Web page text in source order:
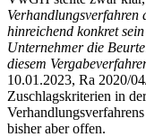
Verhandlungsverfahren
hinreichend konkret
Unternehmer die
diesem
10.01.2023, Ra 2020/
Zuschlagskriterien in
bisher aber offen.